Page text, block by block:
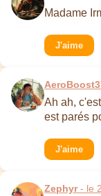
Madame
J'aime
Ah ah,
est parés
J'aime
Zephyr- le